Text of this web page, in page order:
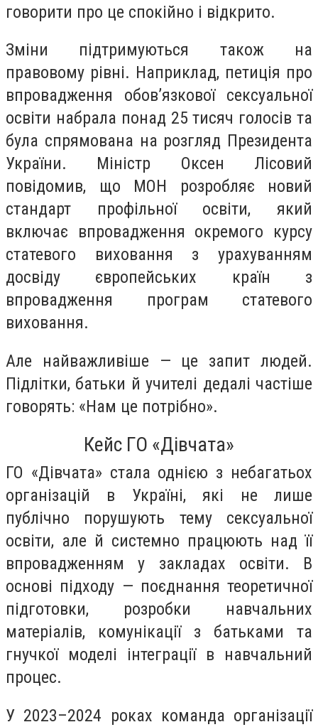
говорити про це спокійно і відкрито.
Зміни підтримуються також на
правовому рівні. Наприклад, петиція про
впровадження обов’язкової сексуальної
освіти набрала понад 25 тисяч голосів та
була спрямована на розгляд Президента
України. Міністр Оксен Лісовий
повідомив, що МОН розробляє новий
стандарт профільної освіти, який
включає впровадження окремого курсу
статевого виховання з урахуванням
досвіду європейських країн з
впровадження програм статевого
виховання.
Але найважливіше — це запит людей.
Підлітки, батьки й учителі дедалі частіше
говорять: «Нам це потрібно».
Кейс ГО «Дівчата»
ГО «Дівчата» стала однією з небагатьох
організацій в Україні, які не лише
публічно порушують тему сексуальної
освіти, але й системно працюють над її
впровадженням у закладах освіти. В
основі підходу — поєднання теоретичної
підготовки, розробки навчальних
матеріалів, комунікації з батьками та
гнучкої моделі інтеграції в навчальний
процес.
У 2023–2024 роках команда організації